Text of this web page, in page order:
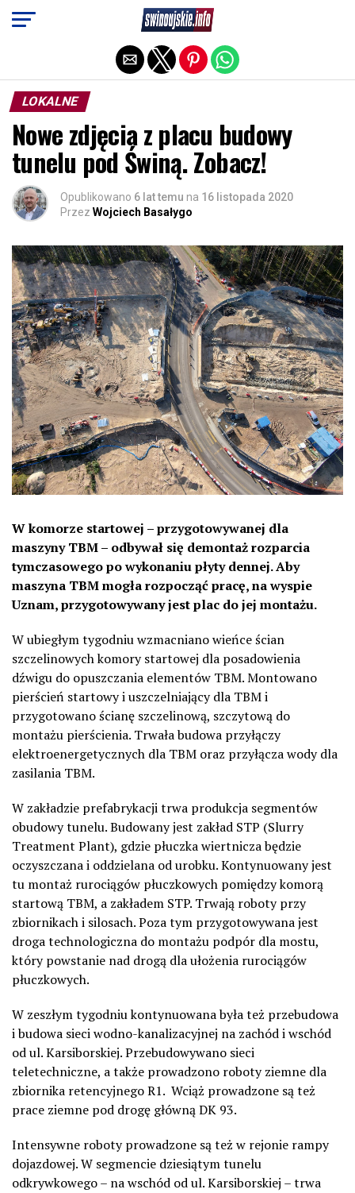
LOKALNE
Nowe zdjęcia z placu budowy
tunelu pod Świną. Zobacz!
Opublikowano 6 lat temu na 16 listopada 2020
Przez Wojciech Basałygo
W komorze startowej – przygotowywanej dla
maszyny TBM – odbywał się demontaż rozparcia
tymczasowego po wykonaniu płyty dennej. Aby
maszyna TBM mogła rozpocząć pracę, na wyspie
Uznam, przygotowywany jest plac do jej montażu.
W ubiegłym tygodniu wzmacniano wieńce ścian
szczelinowych komory startowej dla posadowienia
dźwigu do opuszczania elementów TBM. Montowano
pierścień startowy i uszczelniający dla TBM i
przygotowano ścianę szczelinową, szczytową do
montażu pierścienia. Trwała budowa przyłączy
elektroenergetycznych dla TBM oraz przyłącza wody dla
zasilania TBM.
W zakładzie prefabrykacji trwa produkcja segmentów
obudowy tunelu. Budowany jest zakład STP (Slurry
Treatment Plant), gdzie płuczka wiertnicza będzie
oczyszczana i oddzielana od urobku. Kontynuowany jest
tu montaż rurociągów płuczkowych pomiędzy komorą
startową TBM, a zakładem STP. Trwają roboty przy
zbiornikach i silosach. Poza tym przygotowywana jest
droga technologiczna do montażu podpór dla mostu,
który powstanie nad drogą dla ułożenia rurociągów
płuczkowych.
W zeszłym tygodniu kontynuowana była też przebudowa
i budowa sieci wodno-kanalizacyjnej na zachód i wschód
od ul. Karsiborskiej. Przebudowywano sieci
teletechniczne, a także prowadzono roboty ziemne dla
zbiornika retencyjnego R1. Wciąż prowadzone są też
prace ziemne pod drogę główną DK 93.
Intensywne roboty prowadzone są też w rejonie rampy
dojazdowej. W segmencie dziesiątym tunelu
odkrywkowego – na wschód od ul. Karsiborskiej – trwa
Exit mobile version